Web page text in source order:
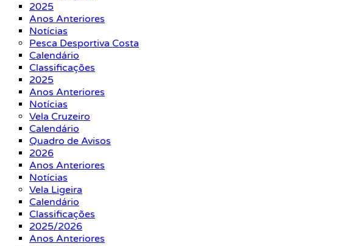
2025
Anos Anteriores
Notícias
Pesca Desportiva Costa
Calendário
Classificações
2025
Anos Anteriores
Notícias
Vela Cruzeiro
Calendário
Quadro de Avisos
2026
Anos Anteriores
Notícias
Vela Ligeira
Calendário
Classificações
2025/2026
Anos Anteriores